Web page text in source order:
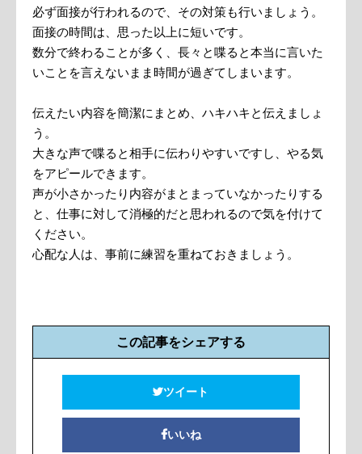
必ず面接が行われるので、その対策も行いましょう。
面接の時間は、思った以上に短いです。
数分で終わることが多く、長々と喋ると本当に言いた
いことを言えないまま時間が過ぎてしまいます。
伝えたい内容を簡潔にまとめ、ハキハキと伝えましょ
う。
大きな声で喋ると相手に伝わりやすいですし、やる気
をアピールできます。
声が小さかったり内容がまとまっていなかったりする
と、仕事に対して消極的だと思われるので気を付けて
ください。
心配な人は、事前に練習を重ねておきましょう。
この記事をシェアする
ツイート
いいね